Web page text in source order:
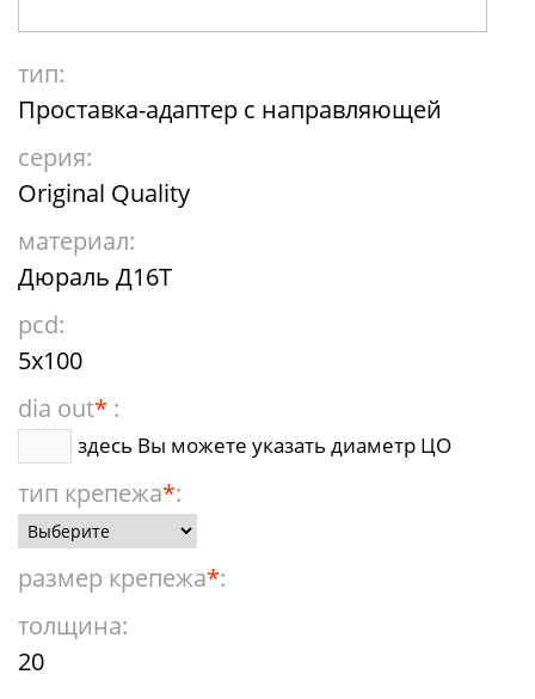
тип:
Проставка-адаптер с направляющей
серия:
Original Quality
материал:
Дюраль Д16Т
pcd:
5x100
dia out* :
здесь Вы можете указать диаметр ЦО
тип крепежа*:
размер крепежа*:
толщина:
20